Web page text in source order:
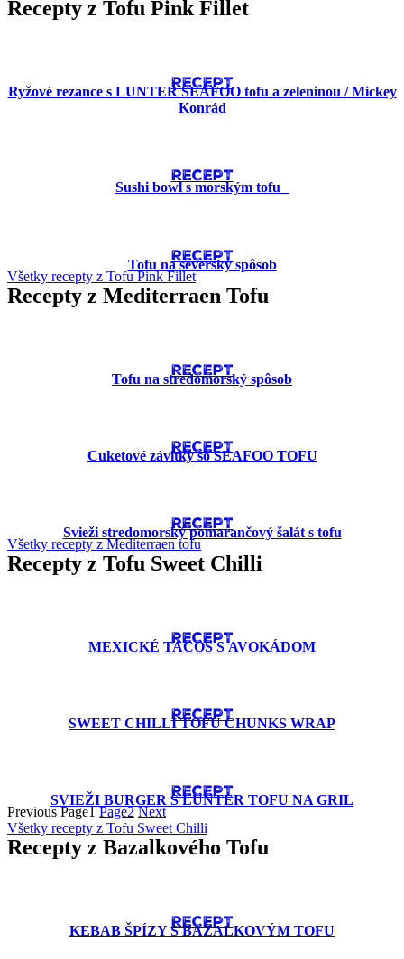
Recepty z Tofu Pink Fillet
RECEPT
Ryžové rezance s LUNTER SEAFOO tofu a zeleninou / Mickey
Konrád
RECEPT
Sushi bowl s morským tofu
RECEPT
Tofu na severský spôsob
Všetky recepty z Tofu Pink Fillet
Recepty z Mediterraen Tofu
RECEPT
Tofu na stredomorský spôsob
RECEPT
Cuketové závitky so SEAFOO TOFU
RECEPT
Svieži stredomorský pomarančový šalát s tofu
Všetky recepty z Mediterraen tofu
Recepty z Tofu Sweet Chilli
RECEPT
MEXICKÉ TACOS S AVOKÁDOM
RECEPT
SWEET CHILLI TOFU CHUNKS WRAP
RECEPT
SVIEŽI BURGER S LUNTER TOFU NA GRIL
Previous Page1 Page2 Next
Všetky recepty z Tofu Sweet Chilli
Recepty z Bazalkového Tofu
RECEPT
KEBAB ŠPÍZY S BAZALKOVÝM TOFU